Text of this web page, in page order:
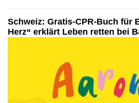
Schweiz: Gratis-CPR-Buch für
Herz“ erklärt Leben retten bei